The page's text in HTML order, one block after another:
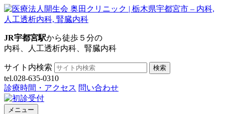
JR宇都宮駅から徒歩５分の
内科、人工透析内科、腎臓内科
サイト内検索 検索
tel.028-635-0310
診療時間・アクセス 問い合わせ
メニュー